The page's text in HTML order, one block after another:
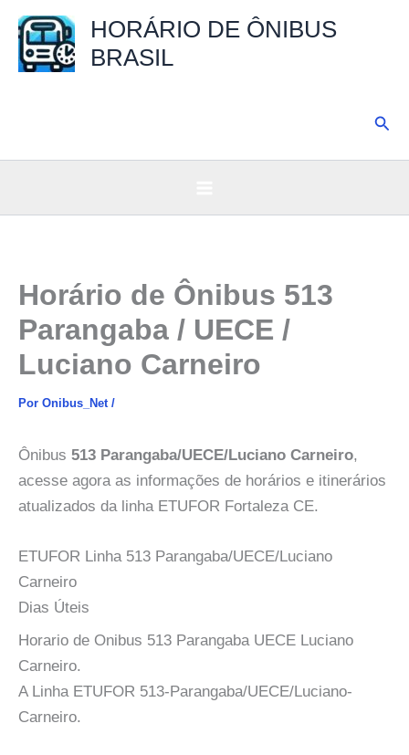
para
HORÁRIO DE ÔNIBUS
BRASIL
Horário de Ônibus 513
Parangaba / UECE /
Luciano Carneiro
Por Onibus_Net /
Ônibus 513 Parangaba/UECE/Luciano Carneiro,
acesse agora as informações de horários e itinerários
atualizados da linha ETUFOR Fortaleza CE.
ETUFOR Linha 513 Parangaba/UECE/Luciano
Carneiro
Dias Úteis
Horario de Onibus 513 Parangaba UECE Luciano
Carneiro.
A Linha ETUFOR 513-Parangaba/UECE/Luciano-
Carneiro.